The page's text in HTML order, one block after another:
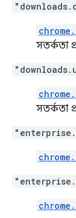
সতর্কতা
সতর্কতা